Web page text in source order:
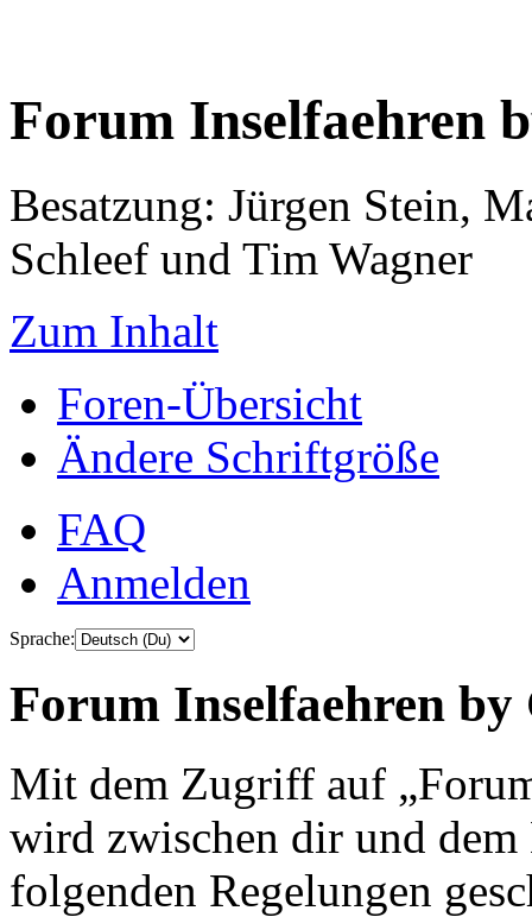
Forum Inselfaehren
Besatzung: Jürgen Stein,
Schleef und Tim Wagner
Zum Inhalt
Foren-Übersicht
Ändere Schriftgröße
FAQ
Anmelden
Sprache:
Forum Inselfaehren
Mit dem Zugriff auf
wird zwischen dir und
folgenden Regelungen